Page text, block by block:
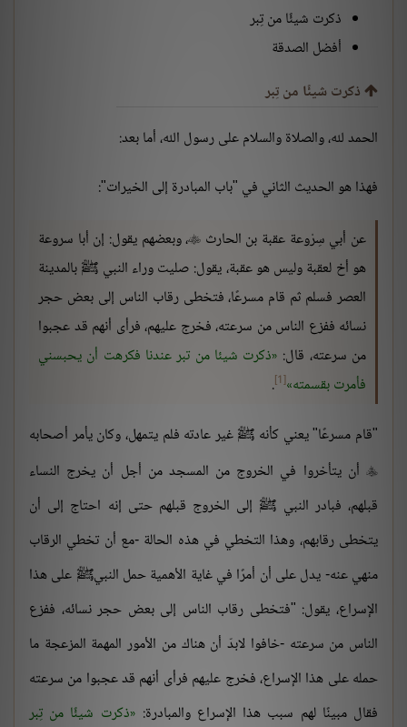
ذكرت شيئًا من تِبر
أفضل الصدقة
ذكرت شيئًا من تِبر
الحمد لله، والصلاة والسلام على رسول الله، أما بعد:
فهذا هو الحديث الثاني في "باب المبادرة إلى الخيرات":
عن أبي سِرْوعة عقبة بن الحارث ، وبعضهم يقول: إن أبا سروعة
هو أخ لعقبة وليس هو عقبة، يقول: صليت وراء النبي ﷺ بالمدينة
العصر فسلم ثم قام مسرعًا، فتخطى رقاب الناس إلى بعض حجر
نسائه ففزع الناس من سرعته، فخرج عليهم، فرأى أنهم قد عجبوا
من سرعته، قال: ذكرت شيئا من تبر عندنا فكرهت أن يحبسني
فأمرت بقسمته [1]
.
"قام مسرعًا" يعني كأنه ﷺ غير عادته فلم يتمهل، وكان يأمر أصحابه
 أن يتأخروا في الخروج من المسجد من أجل أن يخرج النساء
قبلهم، فبادر النبي ﷺ إلى الخروج قبلهم حتى إنه احتاج إلى أن
يتخطى رقابهم، وهذا التخطي في هذه الحالة -مع أن تخطي الرقاب
منهي عنه- يدل على أن أمرًا في غاية الأهمية حمل النبيﷺ على هذا
الإسراع، يقول: "فتخطى رقاب الناس إلى بعض حجر نسائه، ففزع
الناس من سرعته -خافوا لابدّ أن هناك من الأمور المهمة المزعجة ما
حمله على هذا الإسراع، فخرج عليهم فرأى أنهم قد عجبوا من سرعته
فقال مبينًا لهم سبب هذا الإسراع والمبادرة: ذكرت شيئًا من تِبر